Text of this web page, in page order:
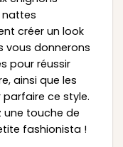
nattes
créer un look
vous donnerons
pour réussir
ainsi que les
ce style.
une touche de
fashionista !